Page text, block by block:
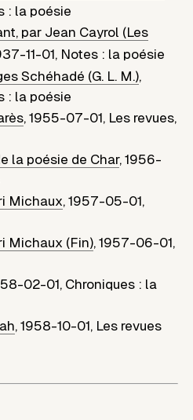
: la poésie
par Jean Cayrol (Les
11-01, Notes : la poésie
Schéhadé (G. L. M.),
: la poésie
,1955-07-01, Les revues,
la poésie de Char,1956-
Michaux,1957-05-01,
Michaux (Fin),1957-06-01,
02-01, Chroniques : la
,1958-10-01, Les revues